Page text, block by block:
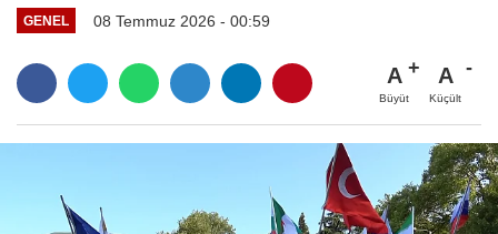
GENEL 08 Temmuz 2026 - 00:59
A
Büyüt
A
Küçült